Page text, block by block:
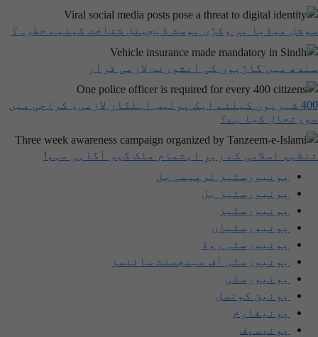
سوشل میڈیا پر وکڑی پوسٹ ڈیجیٹل شناخت کیلیے خطرہ؟
سندھ میں گاڑیوں کی انشورنس لازمی قرار
400 شہریوں کیلئے ایک پولیس اہلکار لازمی، کراچی میں
صورتحال کیا ہے؟
تنظیم اسلامی کے زیرِ اہتمام ملک گیر آگاہی مہم!
یونیورسٹیز ترمیمی بل
یونیورسٹیز بل
یونیورسٹیز
یونیورسٹیاں
یونیورسٹی روڈ
یونیورسٹی آف مینجمنٹ سائنسز
یونیورسٹی
یونین کونسل
یونیفارم
یونیسیف